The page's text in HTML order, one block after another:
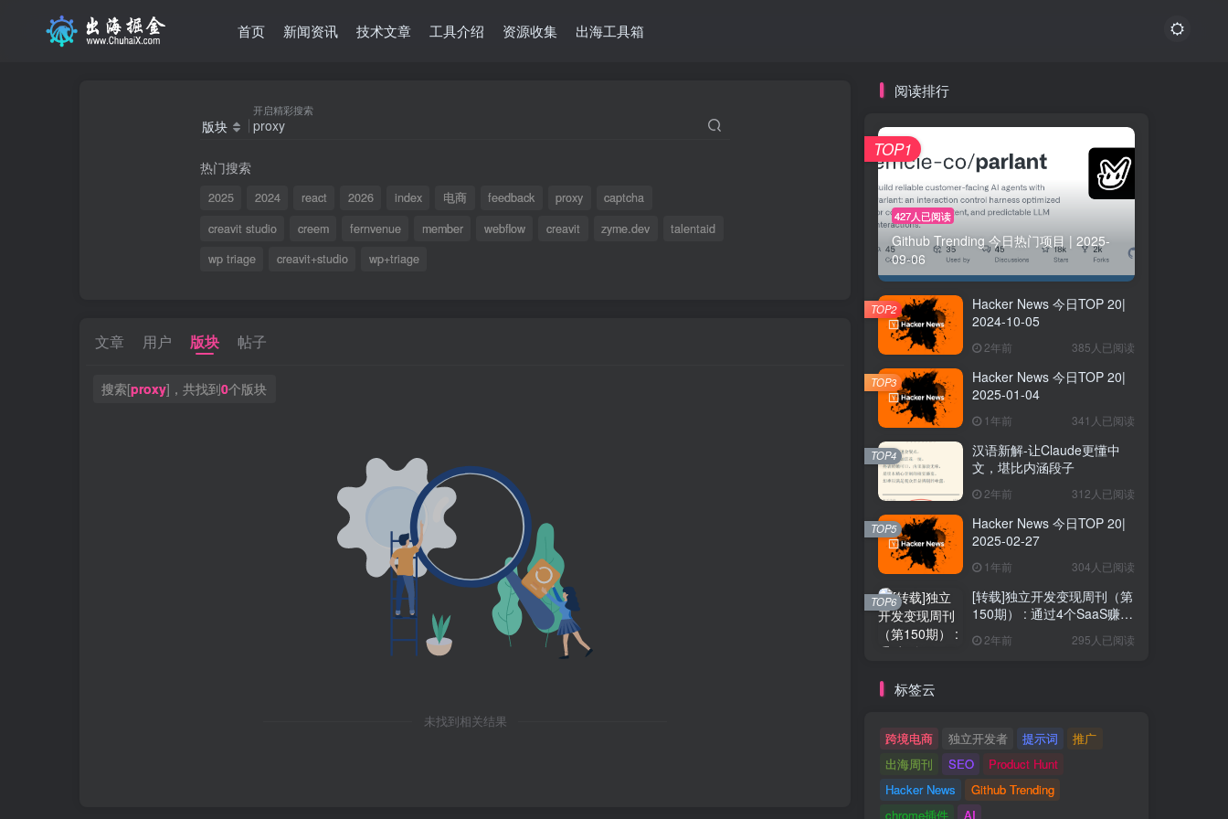
首页 新闻资讯 技术文章 工具介绍 资源收集 出海工具箱
版块
开启精彩搜索
热门搜索
2025 2024 react 2026 index 电商 feedback proxy
captcha
creavit studio
creem fernvenue member webflow creavit zyme.dev
talentaid
wp triage
creavit+studio wp+triage
文章 用户 版块 帖子
搜索[proxy]，共找到0个版块
未找到相关结果
阅读排行
427人已阅读
Github Trending 今日热门项目 | 2025-
09-06
TOP1
Hacker News 今日TOP 20|
2024-10-05
2年前 385人已阅读
TOP2
Hacker News 今日TOP 20|
2025-01-04
1年前 341人已阅读
TOP3
汉语新解-让Claude更懂中
文，堪比内涵段子
2年前 312人已阅读
TOP4
Hacker News 今日TOP 20|
2025-02-27
1年前 304人已阅读
TOP5
[转载]独立开发变现周刊（第
150期） : 通过4个SaaS赚取
2年前 295人已阅读
TOP6
标签云
跨境电商 独立开发者 提示词
推广
出海周刊
SEO
Product Hunt
Hacker News
Github Trending
chrome插件
AI